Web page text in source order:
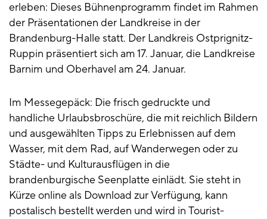
erleben: Dieses Bühnenprogramm findet im Rahmen
der Präsentationen der Landkreise in der
Brandenburg-Halle statt. Der Landkreis Ostprignitz-
Ruppin präsentiert sich am 17. Januar, die Landkreise
Barnim und Oberhavel am 24. Januar.
Im Messegepäck: Die frisch gedruckte und
handliche Urlaubsbroschüre, die mit reichlich Bildern
und ausgewählten Tipps zu Erlebnissen auf dem
Wasser, mit dem Rad, auf Wanderwegen oder zu
Städte- und Kulturausflügen in die
brandenburgische Seenplatte einlädt. Sie steht in
Kürze online als Download zur Verfügung, kann
postalisch bestellt werden und wird in Tourist-